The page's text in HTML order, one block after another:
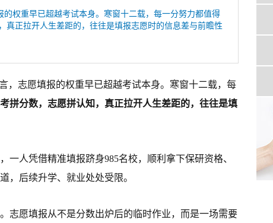
权重早已超越考试本身。寒窗十二载，每一分努力都值得
正拉开人生差距的，往往是填报志愿时的信息差与前瞻性
，志愿填报的权重早已超越考试本身。寒窗十二载，每
拼分数，志愿拼认知，真正拉开人生差距的，往往是填
人凭借精准填报跻身985名校，顺利拿下保研资格、
，后续升学、就业处处受限。
志愿填报从不是分数出炉后的临时作业，而是一场需要